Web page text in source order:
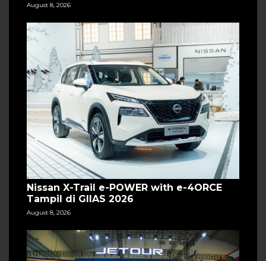
August 8, 2026
Nissan X-Trail e-POWER with e-4ORCE
Tampil di GIIAS 2026
August 8, 2026